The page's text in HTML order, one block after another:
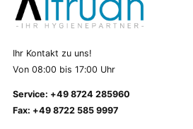
Ihr Kontakt zu uns!
Von 08:00 bis 17:00 Uhr
Service: +49 8724 285960
Fax: +49 8722 585 9997